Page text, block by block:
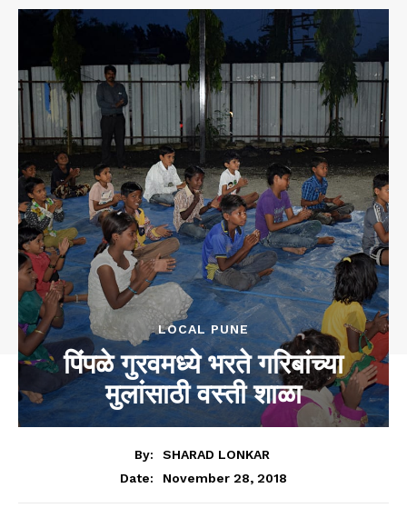
LOCAL PUNE
पिंपळे गुरवमध्ये भरते गरिबांच्या
मुलांसाठी वस्ती शाळा
By:
SHARAD LONKAR
Date:
November 28, 2018